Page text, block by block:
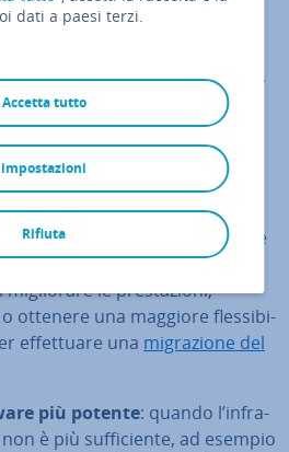
ownCloud, a Nextcloud. I
dall’ade­gua­men­to
di un nuovo servizio di hosting.
per
server può essere utile
Le mo­ti­va­zio­ni più comuni ri­
le pre­sta­zio­ni,
ottenere una maggiore fles­si­bi­
ef­fet­tua­re una mi­gra­zio­ne del
più potente: quando l’in­fra­
è più suf­fi­cien­te, ad esempio
dati a paesi terzi.
Accetta tutto
Rifiuta
impostazioni